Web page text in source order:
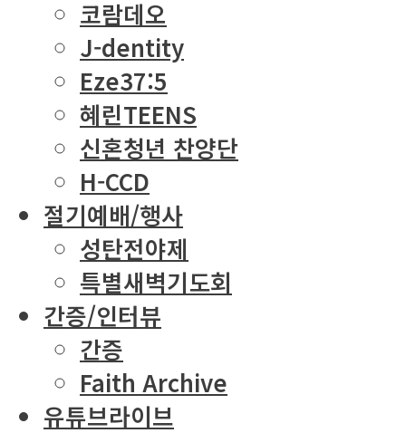
코람데오
J-dentity
Eze37:5
혜린TEENS
신혼청년 찬양단
H-CCD
절기예배/행사
성탄전야제
특별새벽기도회
간증/인터뷰
간증
Faith Archive
유튜브라이브